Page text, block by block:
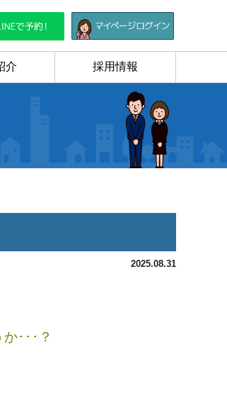
介 採用情報
2025.08.31
･･･？